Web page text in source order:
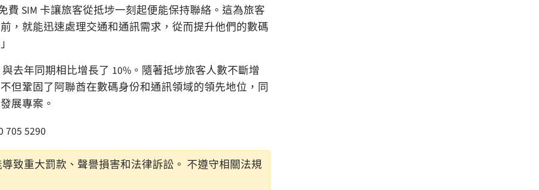
費 SIM 卡讓旅客從抵埗一刻起便能保持聯絡。這為旅客
，就能迅速處理交通和通訊需求，從而提升他們的數碼
去年同期相比增長了 10%。隨著抵埗旅客人數不斷增
但鞏固了阿聯酋在數碼身份和通訊領域的領先地位，同
展專案。
705 5290
致重大罰款、聲譽損害和法律訴訟。 不遵守相關法規